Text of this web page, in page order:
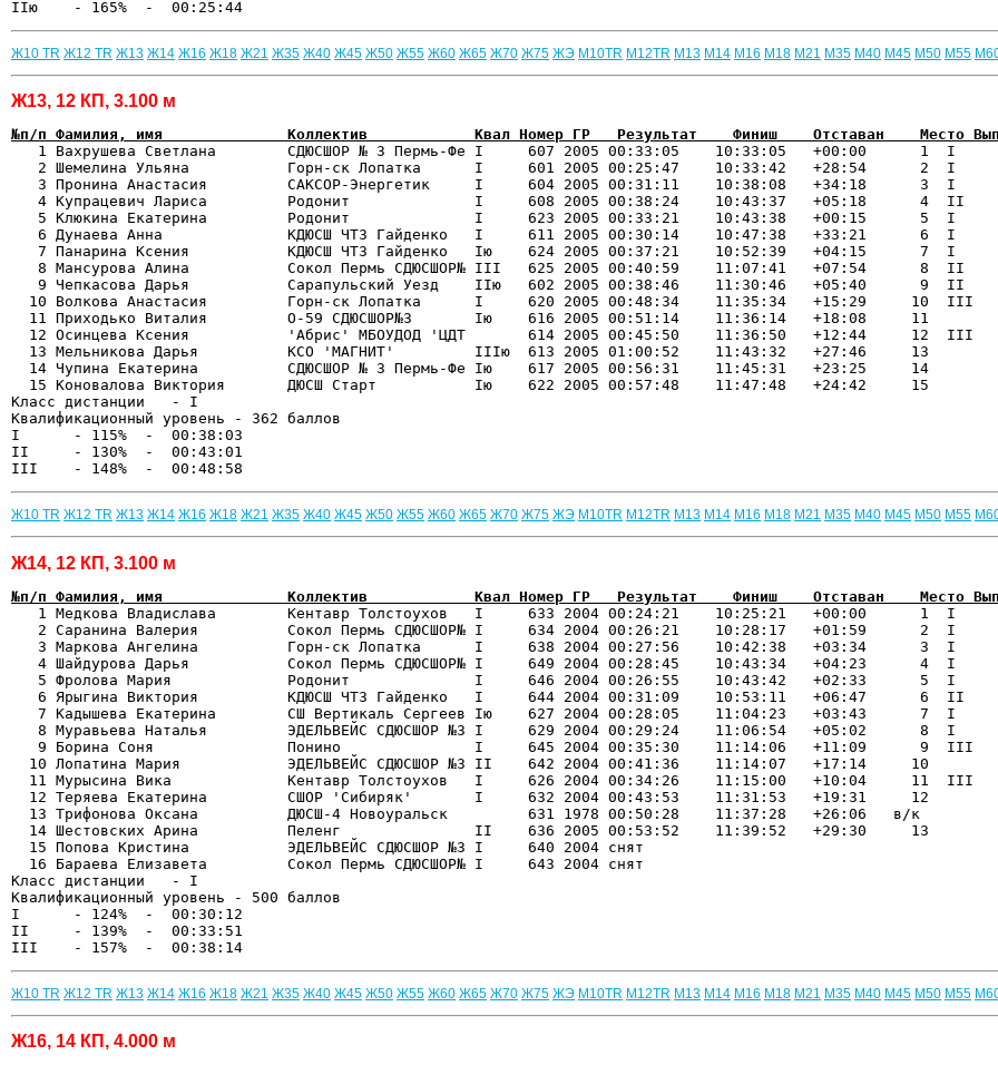
Ж10 TR Ж12 TR Ж13 Ж14 Ж16 Ж18 Ж21 Ж35 Ж40 Ж45 Ж50 Ж55 Ж60 Ж65 Ж70 Ж75 ЖЭ М10TR М12TR М13 М14 М16 М18 М21 М35 М40 М45 М50 М55
Ж13, 12 КП, 3.100 м
№п/п Фамилия, имя              Коллектив            Квал Номер ГР   Результат    Финиш    Отставан    Место
1 Вахрушева Светлана        СДЮСШОР № 3 Пермь-Фе I     607 2005 00:33:05    10:33:05   +00:00      1  I
   2 Шемелина Ульяна           Горн-ск Лопатка      I     601 2005 00:25:47    10:33:42   +28:54      2  I
   3 Пронина Анастасия         САКСОР-Энергетик     I     604 2005 00:31:11    10:38:08   +34:18      3  I
   4 Купрацевич Лариса         Родонит              I     608 2005 00:38:24    10:43:37   +05:18      4  II
   5 Клюкина Екатерина         Родонит              I     623 2005 00:33:21    10:43:38   +00:15      5  I
   6 Дунаева Анна              КДЮСШ ЧТЗ Гайденко   I     611 2005 00:30:14    10:47:38   +33:21      6  I
   7 Панарина Ксения           КДЮСШ ЧТЗ Гайденко   Iю    624 2005 00:37:21    10:52:39   +04:15      7  I
   8 Мансурова Алина           Сокол Пермь СДЮСШОР№ III   625 2005 00:40:59    11:07:41   +07:54      8  II
   9 Чепкасова Дарья           Сарапульский Уезд    IIю   602 2005 00:38:46    11:30:46   +05:40      9  II
  10 Волкова Анастасия         Горн-ск Лопатка      I     620 2005 00:48:34    11:35:34   +15:29     10  III
  11 Приходько Виталия         O-59 СДЮСШОР№3       Iю    616 2005 00:51:14    11:36:14   +18:08     11
  12 Осинцева Ксения           'Абрис' МБОУДОД 'ЦДТ       614 2005 00:45:50    11:36:50   +12:44     12  III
  13 Мельникова Дарья          КСО 'МАГНИТ'         IIIю  613 2005 01:00:52    11:43:32   +27:46     13
  14 Чупина Екатерина          СДЮСШОР № 3 Пермь-Фе Iю    617 2005 00:56:31    11:45:31   +23:25     14
  15 Коновалова Виктория       ДЮСШ Старт           Iю    622 2005 00:57:48    11:47:48   +24:42     15
Класс дистанции   - I
Квалификационный уровень - 362 баллов
I      - 115%  -  00:38:03
II     - 130%  -  00:43:01
Ж10 TR Ж12 TR Ж13 Ж14 Ж16 Ж18 Ж21 Ж35 Ж40 Ж45 Ж50 Ж55 Ж60 Ж65 Ж70 Ж75 ЖЭ М10TR М12TR М13 М14 М16 М18 М21 М35 М40 М45 М50 М55
Ж14, 12 КП, 3.100 м
№п/п Фамилия, имя              Коллектив            Квал Номер ГР   Результат    Финиш    Отставан    Место
1 Медкова Владислава        Кентавр Толстоухов   I     633 2004 00:24:21    10:25:21   +00:00      1  I
   2 Саранина Валерия          Сокол Пермь СДЮСШОР№ I     634 2004 00:26:21    10:28:17   +01:59      2  I
   3 Маркова Ангелина          Горн-ск Лопатка      I     638 2004 00:27:56    10:42:38   +03:34      3  I
   4 Шайдурова Дарья           Сокол Пермь СДЮСШОР№ I     649 2004 00:28:45    10:43:34   +04:23      4  I
   5 Фролова Мария             Родонит              I     646 2004 00:26:55    10:43:42   +02:33      5  I
   6 Ярыгина Виктория          КДЮСШ ЧТЗ Гайденко   I     644 2004 00:31:09    10:53:11   +06:47      6  II
   7 Кадышева Екатерина        СШ Вертикаль Сергеев Iю    627 2004 00:28:05    11:04:23   +03:43      7  I
   8 Муравьева Наталья         ЭДЕЛЬВЕЙС СДЮСШОР №3 I     629 2004 00:29:24    11:06:54   +05:02      8  I
   9 Борина Соня               Понино               I     645 2004 00:35:30    11:14:06   +11:09      9  III
  10 Лопатина Мария            ЭДЕЛЬВЕЙС СДЮСШОР №3 II    642 2004 00:41:36    11:14:07   +17:14     10
  11 Мурысина Вика             Кентавр Толстоухов   I     626 2004 00:34:26    11:15:00   +10:04     11  III
  12 Теряева Екатерина         СШОР 'Сибиряк'       I     632 2004 00:43:53    11:31:53   +19:31     12
  13 Трифонова Оксана          ДЮСШ-4 Новоуральск         631 1978 00:50:28    11:37:28   +26:06   в/к
  14 Шестовских Арина          Пеленг               II    636 2005 00:53:52    11:39:52   +29:30     13
  15 Попова Кристина           ЭДЕЛЬВЕЙС СДЮСШОР №3 I     640 2004 снят
  16 Бараева Елизавета         Сокол Пермь СДЮСШОР№ I     643 2004 снят
Класс дистанции   - I
Квалификационный уровень - 500 баллов
I      - 124%  -  00:30:12
II     - 139%  -  00:33:51
Ж10 TR Ж12 TR Ж13 Ж14 Ж16 Ж18 Ж21 Ж35 Ж40 Ж45 Ж50 Ж55 Ж60 Ж65 Ж70 Ж75 ЖЭ М10TR М12TR М13 М14 М16 М18 М21 М35 М40 М45 М50 М55
Ж16, 14 КП, 4.000 м